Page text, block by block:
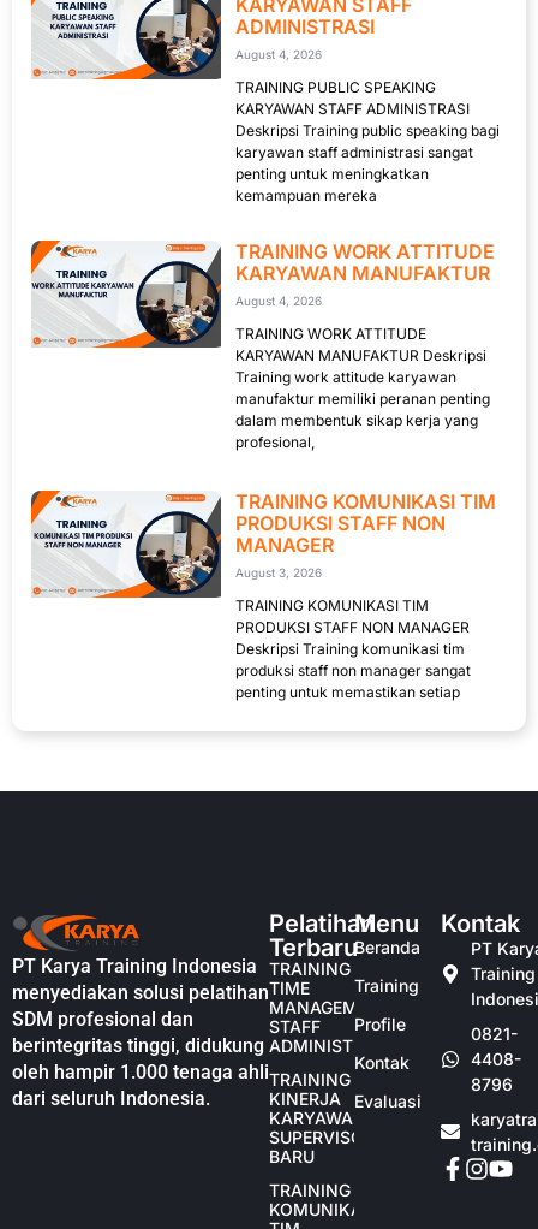
ADMINISTRASI
August 4, 2026
TRAINING PUBLIC SPEAKING
KARYAWAN STAFF ADMINISTRASI
Deskripsi Training public speaking bagi
karyawan staff administrasi sangat
penting untuk meningkatkan
kemampuan mereka
TRAINING WORK ATTITUDE
KARYAWAN MANUFAKTUR
August 4, 2026
TRAINING WORK ATTITUDE
KARYAWAN MANUFAKTUR Deskripsi
Training work attitude karyawan
manufaktur memiliki peranan penting
dalam membentuk sikap kerja yang
profesional,
TRAINING KOMUNIKASI TIM
PRODUKSI STAFF NON
MANAGER
August 3, 2026
TRAINING KOMUNIKASI TIM
PRODUKSI STAFF NON MANAGER
Deskripsi Training komunikasi tim
produksi staff non manager sangat
penting untuk memastikan setiap
PT Karya Training Indonesia
menyediakan solusi pelatihan
SDM profesional dan
berintegritas tinggi, didukung
oleh hampir 1.000 tenaga ahli
dari seluruh Indonesia.
Pelatihan
Terbaru
TRAINING
TIME
MANAGEMENT
STAFF
ADMINISTRASI
TRAINING
KINERJA
KARYAWAN
SUPERVISOR
BARU
TRAINING
KOMUNIKASI
Menu
Beranda
Training
Profile
Kontak
Evaluasi
Kontak
PT
Training
0821-
4408-
8796